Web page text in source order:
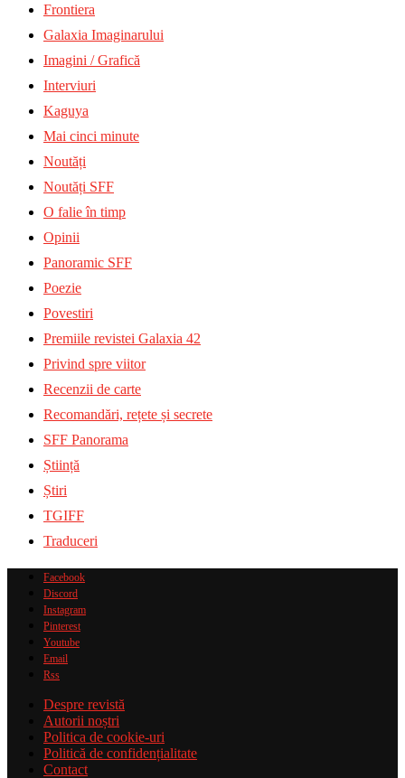
Frontiera
Galaxia Imaginarului
Imagini / Grafică
Interviuri
Kaguya
Mai cinci minute
Noutăți
Noutăți SFF
O falie în timp
Opinii
Panoramic SFF
Poezie
Povestiri
Premiile revistei Galaxia 42
Privind spre viitor
Recenzii de carte
Recomandări, rețete și secrete
SFF Panorama
Știință
Știri
TGIFF
Traduceri
Facebook
Discord
Instagram
Pinterest
Youtube
Email
Rss
Despre revistă
Autorii noștri
Politica de cookie-uri
Politică de confidențialitate
Contact